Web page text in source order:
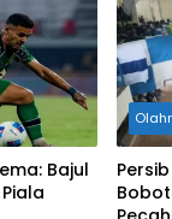
Bajul